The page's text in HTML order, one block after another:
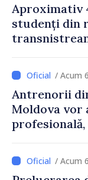
Aproximativ
studenți din
educațional
/ Acum
Antrenorii
Moldova vor
/ Acum